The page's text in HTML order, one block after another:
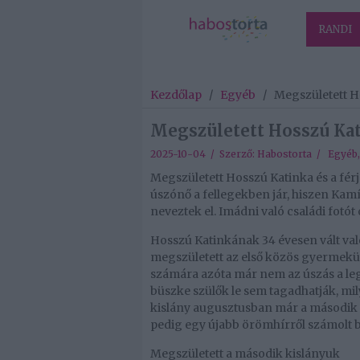
RANDI
Kezdőlap / Egyéb / Megszületett
Megszületett Hosszú
2025-10-04 / Szerző: Habostorta / Egyéb,
Megszületett Hosszú Katinka és a
úszónő a fellegekben jár, hiszen
neveztek el. Imádni való családi
Hosszú Katinkának 34 évesen vált
megszületett az első közös
számára azóta már nem az úszás a
büszke szülők le sem tagadhatják,
kislány augusztusban már a
pedig egy újabb örömhírről számolt
Megszületett a második kislányuk